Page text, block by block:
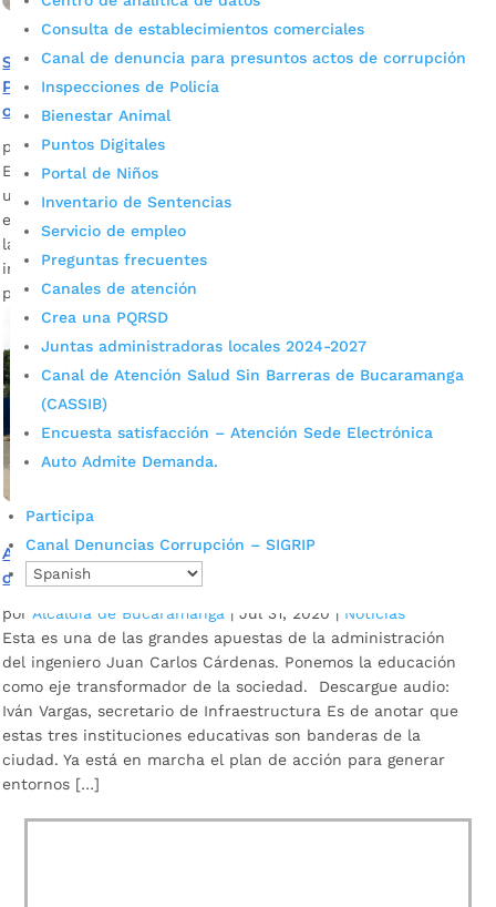
Consulta de establecimientos comerciales
Canal de denuncia para presuntos actos de corrupción
Inspecciones de Policía
Bienestar Animal
Puntos Digitales
Portal de Niños
Inventario de Sentencias
Servicio de empleo
Preguntas frecuentes
Canales de atención
Crea una PQRSD
Juntas administradoras locales 2024-2027
Canal de Atención Salud Sin Barreras de Bucaramanga
(CASSIB)
Encuesta satisfacción – Atención Sede Electrónica
Auto Admite Demanda.
Participa
Canal Denuncias Corrupción – SIGRIP
Secretaría de Educación de Bucaramanga presentó el
Plan de Alternancia Institucional a rectores de colegios
oficiales
por Alcaldía de Bucaramanga
El aforo en cada colegio no podrá superar el 30% en cada
una de las jornadas. Es de anotar que la institución
educativa, tanto del sector público o privado, debe subir a
la página web www.emergencia.bucaramanga.gov.co toda la
información de anexos exigida en el Plan de Alternancia
para ser autorizados por el Gobierno Local. Descargar […]
Alcaldía de Bucaramanga repotenciará la infraestructura
de los colegios INEM, Santander y Dámaso Zapata
por Alcaldía de Bucaramanga |Jul 31, 2020 | Noticias
Esta es una de las grandes apuestas de la administración
del ingeniero Juan Carlos Cárdenas. Ponemos la educación
como eje transformador de la sociedad. Descargue audio:
Iván Vargas, secretario de Infraestructura Es de anotar que
estas tres instituciones educativas son banderas de la
ciudad. Ya está en marcha el plan de acción para generar
entornos […]